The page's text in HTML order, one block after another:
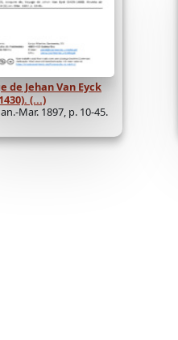
de Jehan Van Eyck
(...)
Mar. 1897, p. 10-45.